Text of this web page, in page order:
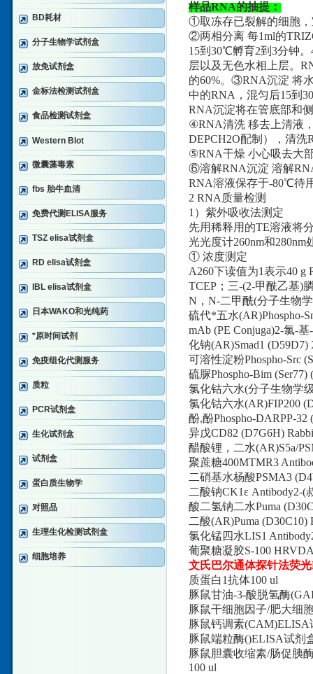
BD耗材
分子生物学试剂盒
放免试剂盒
金标法检测试剂盒
食品检测试剂盒
Western Blot
微囊藻毒素
fbs 胎牛血清
免费代测ELISA服务
TSZ elisa试剂盒
RD elisa试剂盒
IBL elisa试剂盒
日本WAKO和光纯药
*原时间试剂
免疫组化代测服务
质粒
PCR试剂盒
生化试剂盒
试剂盒
蛋白质生物学
对照品
生理生化检测试剂盒
细胞培养
样品RNA的抽提：
①取冻存已裂解的细胞
②两相分离 每1ml的
15到30℃孵育2到3分钟
层以及无色水相上层。
的60%。③RNA沉淀 将
中的RNA，混匀后15到
RNA沉淀将在管底部和
④RNA清洗 移去上清液
DEPCH2O配制），清
⑤RNA干燥 小心吸去大
⑥溶解RNA沉淀 溶解
RNA溶液保存于-80℃待
2 RNA质量检测
1）紫外吸收法测定
先用稀释用的TE溶液将
光光度计260nm和
① 浓度测定
A260下读值为1表示40 g
TCEP；三-(2-甲酰乙基)
N，N-二甲酰(分子生物学
硫代*五水(AR)Phospho-
mAb (PE Conjuga)2-氯-
化钠(AR)Smad1
可溶性淀粉Phospho-Src
硫脲Phospho-Bim
氯化钴六水(分子生物学
氯化钴六水(AR)FIP200
酚,酚Phospho-DARPP-
异戊CD82 (D7G6H)
醋酸锂，二水(AR)S5a/
聚蔗糖400MTMR3
二硝基水杨酸PSMA3
二酸钠CK1ε Antibody2-(
酸二氢钠二水Puma
二酸(AR)Puma
氯化锰四水LIS1
葡聚糖凝胶S-100
文氏巴尔通体探针法荧
质蛋白1抗体100 ul
豚鼠甘油-3-酸脱氢酶
豚鼠干细胞因子/肥大细
豚鼠钙调素
豚鼠端粒酶()ELISA试剂
豚鼠胆囊收缩素/肠促胰
100 ul